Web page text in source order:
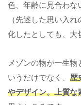
色、年齢に見合わな
（先述した思い入
化したとしても、大
メゾンの物が一生
いうだけでなく、 歴
やデザイン。上質な